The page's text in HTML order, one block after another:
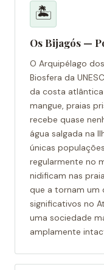
🏝️
Os Bijagós —
O Arquipélago
Biosfera da
da costa
mangue, praias
recebe quase
água salgada na
únicas
regularmente no
nidificam nas
que a tornam um
significativos no
uma sociedade
amplamente